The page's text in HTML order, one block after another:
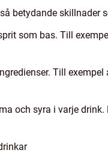
betydande skillnader
som bas. Till
Till
och syra i varje